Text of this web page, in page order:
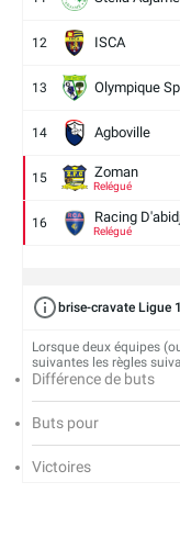
12 ISCA
13 Olympique
14 Agboville
15 Zoman
Relégué
16 Racing
Relégué
brise-cravate Ligue 1
Lorsque deux équipes
suivantes les règles
Différence de buts
Buts pour
Victoires